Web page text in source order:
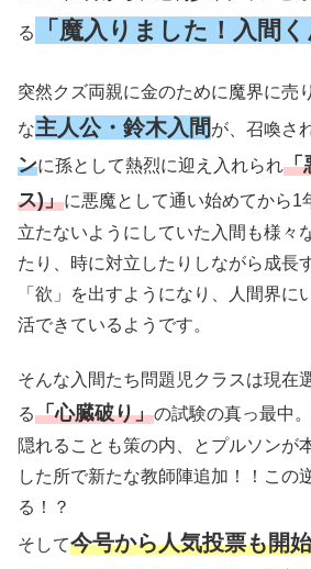
る 「魔入りました！入間く
突然クズ両親に金のために魔界に売
な主人公・鈴木入間 が、召喚さ
ンに孫として熱烈に迎え入れられ「
ス)」に悪魔として通い始めてから1
立たないようにしていた入間も様々
たり、時に対立したりしながら成長
「欲」を出すようになり、人間界に
活できているようです。
そんな入間たち問題児クラスは現在
る「心臓破り」の試験の真っ最中
隠れることも策の内、とプルソンが
した所で新たな教師陣追加！！この
る！？
そして今号から人気投票も開